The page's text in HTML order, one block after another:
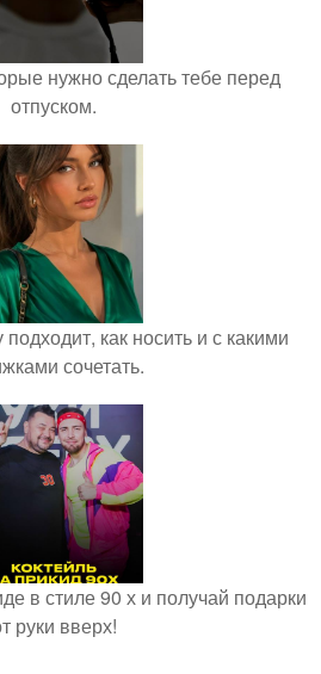
нужно сделать тебе перед
отпуском.
как носить и с какими
сочетать.
в стиле 90 х и получай подарки
руки вверх!